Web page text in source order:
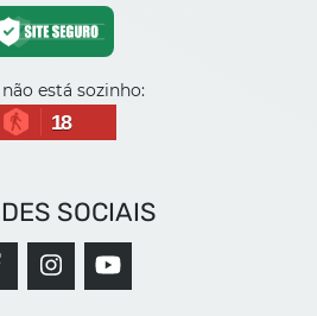
está sozinho:
18
SOCIAIS